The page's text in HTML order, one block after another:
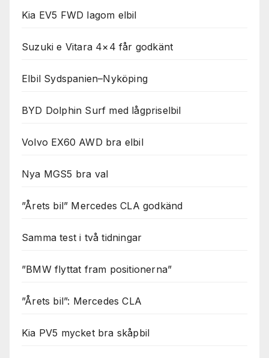
Kia EV5 FWD lagom elbil
Suzuki e Vitara 4×4 får godkänt
Elbil Sydspanien–Nyköping
BYD Dolphin Surf med lågpriselbil
Volvo EX60 AWD bra elbil
Nya MGS5 bra val
”Årets bil” Mercedes CLA godkänd
Samma test i två tidningar
”BMW flyttat fram positionerna”
”Årets bil”: Mercedes CLA
Kia PV5 mycket bra skåpbil